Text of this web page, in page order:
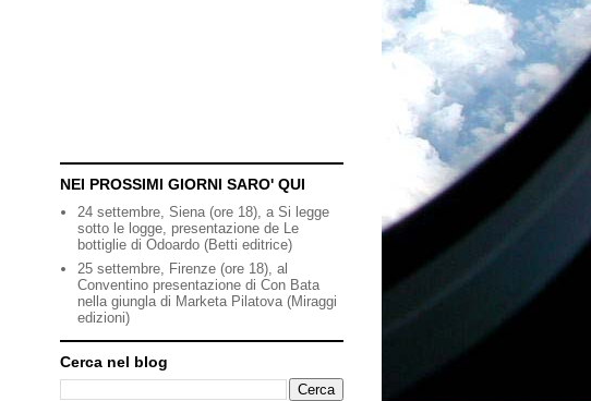
NEI PROSSIMI GIORNI SARO' QUI
24 settembre, Siena (ore 18), a Si legge
sotto le logge, presentazione de Le
bottiglie di Odoardo (Betti editrice)
25 settembre, Firenze (ore 18), al
Conventino presentazione di Con Bata
nella giungla di Marketa Pilatova (Miraggi
edizioni)
Cerca nel blog